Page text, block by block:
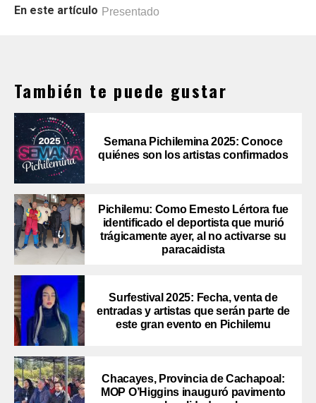
En este artículo Presentado
También te puede gustar
Semana Pichilemina 2025: Conoce
quiénes son los artistas confirmados
Pichilemu: Como Ernesto Lértora fue
identificado el deportista que murió
trágicamente ayer, al no activarse su
paracaidista
Surfestival 2025: Fecha, venta de
entradas y artistas que serán parte de
este gran evento en Pichilemu
Chacayes, Provincia de Cachapoal:
MOP O’Higgins inauguró pavimento